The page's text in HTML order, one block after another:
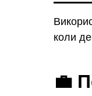
коли
💼